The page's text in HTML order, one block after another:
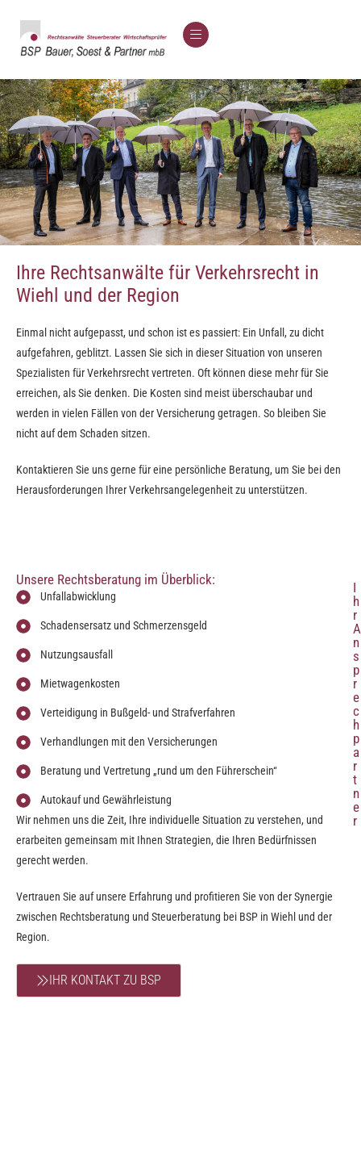
Ihre Rechtsanwälte für Verkehrsrecht in
Wiehl und der Region
Einmal nicht aufgepasst, und schon ist es passiert: Ein Unfall, zu dicht
aufgefahren, geblitzt. Lassen Sie sich in dieser Situation von unseren
Spezialisten für Verkehrsrecht vertreten. Oft können diese mehr für Sie
erreichen, als Sie denken. Die Kosten sind meist überschaubar und
werden in vielen Fällen von der Versicherung getragen. So bleiben Sie
nicht auf dem Schaden sitzen.
Kontaktieren Sie uns gerne für eine persönliche Beratung, um Sie bei den
Herausforderungen Ihrer Verkehrsangelegenheit zu unterstützen.
Unsere Rechtsberatung im Überblick:
Unfallabwicklung
Schadensersatz und Schmerzensgeld
Nutzungsausfall
Mietwagenkosten
Verteidigung in Bußgeld- und Strafverfahren
Verhandlungen mit den Versicherungen
Beratung und Vertretung „rund um den Führerschein“
Autokauf und Gewährleistung
Wir nehmen uns die Zeit, Ihre individuelle Situation zu verstehen, und
erarbeiten gemeinsam mit Ihnen Strategien, die Ihren Bedürfnissen
gerecht werden.
Vertrauen Sie auf unsere Erfahrung und profitieren Sie von der Synergie
zwischen Rechtsberatung und Steuerberatung bei BSP in Wiehl und der
Region.
IHR KONTAKT ZU BSP
I
h
r
A
n
s
p
r
e
c
h
p
a
r
t
n
e
r